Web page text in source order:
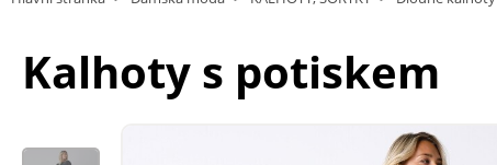
Kalhoty s potiskem